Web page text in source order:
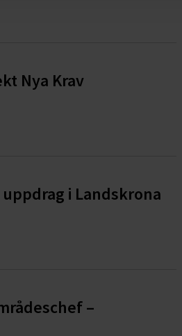
Nya Krav
i Landskrona
–